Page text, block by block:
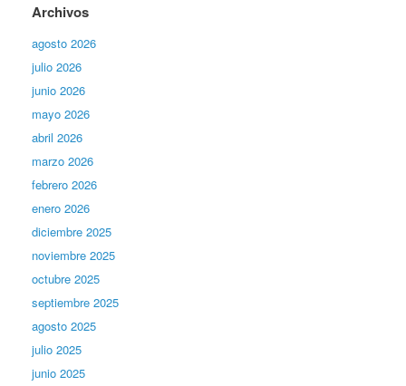
Archivos
agosto 2026
julio 2026
junio 2026
mayo 2026
abril 2026
marzo 2026
febrero 2026
enero 2026
diciembre 2025
noviembre 2025
octubre 2025
septiembre 2025
agosto 2025
julio 2025
junio 2025